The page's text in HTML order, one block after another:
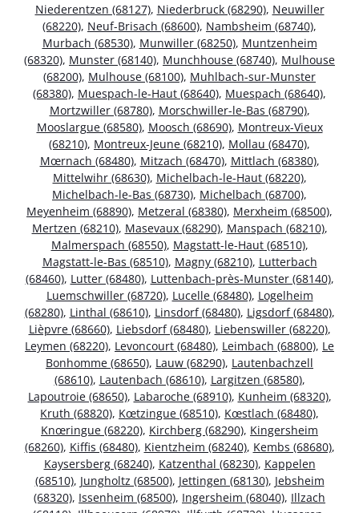
Niederentzen (68127), Niederbruck (68290), Neuwiller
(68220), Neuf-Brisach (68600), Nambsheim (68740),
Murbach (68530), Munwiller (68250), Muntzenheim
(68320), Munster (68140), Munchhouse (68740), Mulhouse
(68200), Mulhouse (68100), Muhlbach-sur-Munster
(68380), Muespach-le-Haut (68640), Muespach (68640),
Mortzwiller (68780), Morschwiller-le-Bas (68790),
Mooslargue (68580), Moosch (68690), Montreux-Vieux
(68210), Montreux-Jeune (68210), Mollau (68470),
Mœrnach (68480), Mitzach (68470), Mittlach (68380),
Mittelwihr (68630), Michelbach-le-Haut (68220),
Michelbach-le-Bas (68730), Michelbach (68700),
Meyenheim (68890), Metzeral (68380), Merxheim (68500),
Mertzen (68210), Masevaux (68290), Manspach (68210),
Malmerspach (68550), Magstatt-le-Haut (68510),
Magstatt-le-Bas (68510), Magny (68210), Lutterbach
(68460), Lutter (68480), Luttenbach-près-Munster (68140),
Luemschwiller (68720), Lucelle (68480), Logelheim
(68280), Linthal (68610), Linsdorf (68480), Ligsdorf (68480),
Lièpvre (68660), Liebsdorf (68480), Liebenswiller (68220),
Leymen (68220), Levoncourt (68480), Leimbach (68800), Le
Bonhomme (68650), Lauw (68290), Lautenbachzell
(68610), Lautenbach (68610), Largitzen (68580),
Lapoutroie (68650), Labaroche (68910), Kunheim (68320),
Kruth (68820), Kœtzingue (68510), Kœstlach (68480),
Knœringue (68220), Kirchberg (68290), Kingersheim
(68260), Kiffis (68480), Kientzheim (68240), Kembs (68680),
Kaysersberg (68240), Katzenthal (68230), Kappelen
(68510), Jungholtz (68500), Jettingen (68130), Jebsheim
(68320), Issenheim (68500), Ingersheim (68040), Illzach